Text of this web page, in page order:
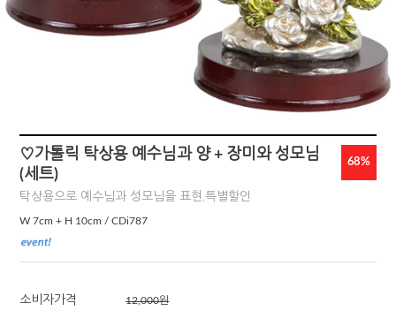
♡가톨릭 탁상용 예수님과 양 + 장미와 성모님
(세트)
탁상용으로 예수님과 성모님을 표현,특별할인
W 7cm + H 10cm / CDi787
68%
소비자가격 12,000원